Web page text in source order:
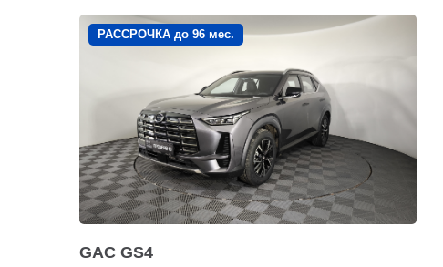
РАССРОЧКА до 96 мес.
GAC GS4